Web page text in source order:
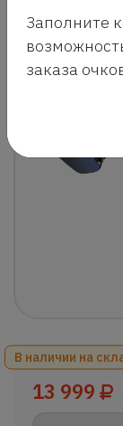
В наличии на
13 999
Заполните
заказа